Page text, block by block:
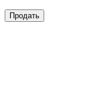
Продать